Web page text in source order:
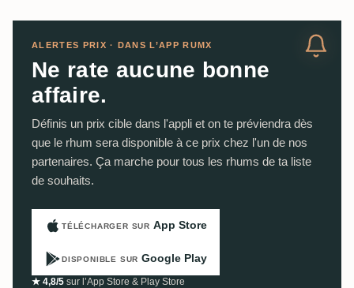
ALERTES PRIX · DANS L’APP RUMX
Ne rate aucune bonne
affaire.
Définis un prix cible dans l'appli et on te préviendra dès
que le rhum sera disponible à ce prix chez l'un de nos
partenaires. Ça marche pour tous les rhums de ta liste
de souhaits.
TÉLÉCHARGER SUR App Store
DISPONIBLE SUR Google Play
★ 4,8/5 sur l’App Store & Play Store